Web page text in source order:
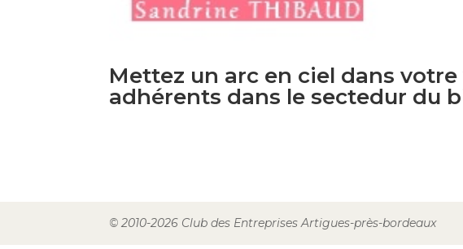
Mettez un arc en ciel dans
adhérents dans le sectedur du
© 2010-2026 Club des Entreprises Artigues-près-bordeaux